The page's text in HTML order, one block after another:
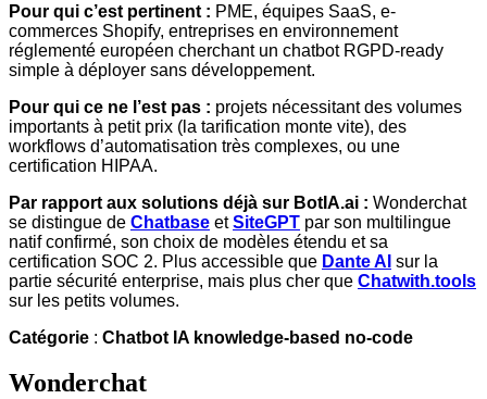
Pour qui c’est pertinent : PME, équipes SaaS, e-
commerces Shopify, entreprises en environnement
réglementé européen cherchant un chatbot RGPD-ready
simple à déployer sans développement.
Pour qui ce ne l’est pas : projets nécessitant des volumes
importants à petit prix (la tarification monte vite), des
workflows d’automatisation très complexes, ou une
certification HIPAA.
Par rapport aux solutions déjà sur BotIA.ai : Wonderchat
se distingue de Chatbase etSiteGPT par son multilingue
natif confirmé, son choix de modèles étendu et sa
certification SOC 2. Plus accessible que Dante AI sur la
partie sécurité enterprise, mais plus cher que Chatwith.tools
sur les petits volumes.
Catégorie : Chatbot IA knowledge-based no-code
Wonderchat